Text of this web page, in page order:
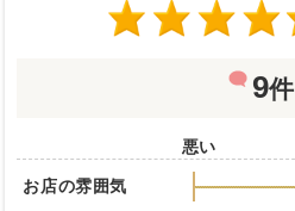
9件
悪い
お店の雰囲気